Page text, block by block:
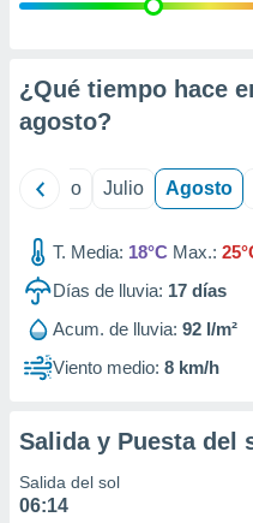
e
mediante
de
1199
¿Qué tiempo hace
agosto?
Junio Julio Agosto
T. Media: 18°C Max.:
Días de lluvia: 17 días
Acum. de lluvia: 92 l/m²
Viento medio: 8 km/h
Salida y Puesta del
Salida del sol
06:14